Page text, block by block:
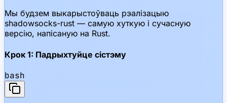
Мы будзем выкарыстоўваць рэалізацыю
shadowsocks-rust — самую хуткую і сучасную
версію, напісаную на Rust.
Крок 1: Падрыхтуйце сістэму
bash